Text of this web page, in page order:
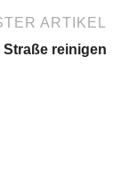
ARTIKEL
Straße reinigen